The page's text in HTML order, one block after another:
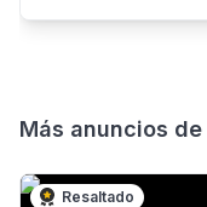
Más anuncios de
Resaltado